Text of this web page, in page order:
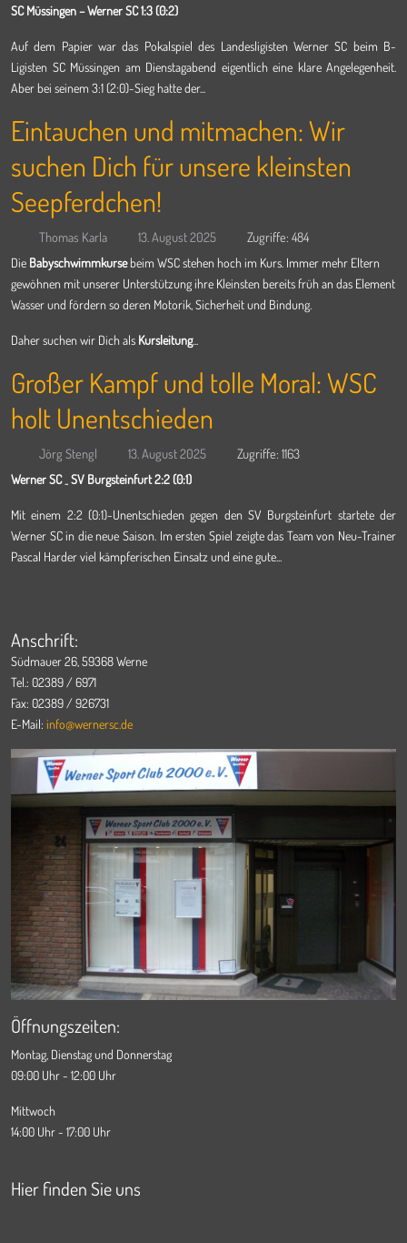
SC Müssingen – ­Werner SC 1:3 (0:2)
Auf dem Papier war das Pokalspiel des Landesligisten Werner SC beim B-
Ligisten SC Müssingen am Dienstagabend eigentlich eine klare Angelegenheit.
Aber bei seinem 3:1 (2:0)-Sieg hatte der...
Eintauchen und mitmachen: Wir
suchen Dich für unsere kleinsten
Seepferdchen!
Thomas Karla 13. August 2025 Zugriffe: 484
Die Babyschwimmkursebeim WSC stehen hoch im Kurs. Immer mehr Eltern
gewöhnen mit unserer Unterstützung ihre Kleinsten bereits früh an das Element
Wasser und fördern so deren Motorik, Sicherheit und Bindung.
Daher suchen wir Dich als Kursleitung...
Großer Kampf und tolle Moral: WSC
holt Unentschieden
Jörg Stengl 13. August 2025 Zugriffe: 1163
Werner SC- ­SV Burgsteinfurt 2:2 (0:1)
Mit einem 2:2 (0:1)-Unentschieden gegen den SV Burgsteinfurt startete der
Werner SC in die neue Saison. Im ersten Spiel zeigte das Team von Neu-Trainer
Pascal Harder viel kämpferischen Einsatz und eine gute...
Anschrift:
Südmauer 26, 59368 Werne
Tel.: 02389 / 6971
Fax: 02389 / 926731
E-Mail: info@wernersc.de
Öffnungszeiten:
Montag, Dienstag und Donnerstag
09:00 Uhr - 12:00 Uhr
Mittwoch
14:00 Uhr - 17:00 Uhr
Hier finden Sie uns